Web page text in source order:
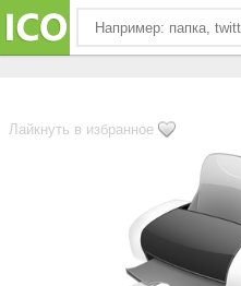
Лайкнуть в избранное